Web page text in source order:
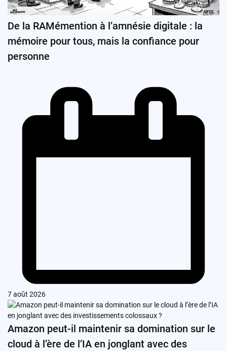
De la RAMémention à l’amnésie digitale : la
mémoire pour tous, mais la confiance pour
personne
7 août 2026
Amazon peut-il maintenir sa domination sur le
cloud à l’ère de l’IA en jonglant avec des